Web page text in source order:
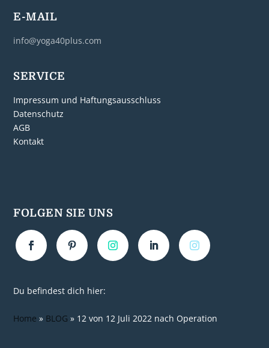
E-MAIL
info@yoga40plus.com
SERVICE
Impressum und Haftungsausschluss
Datenschutz
AGB
Kontakt
FOLGEN SIE UNS
Du befindest dich hier:
Home » BLOG » 12 von 12 Juli 2022 nach Operation